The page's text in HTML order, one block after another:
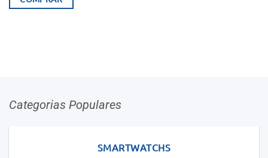
era:
Categorias Populares
SMARTWATCHS